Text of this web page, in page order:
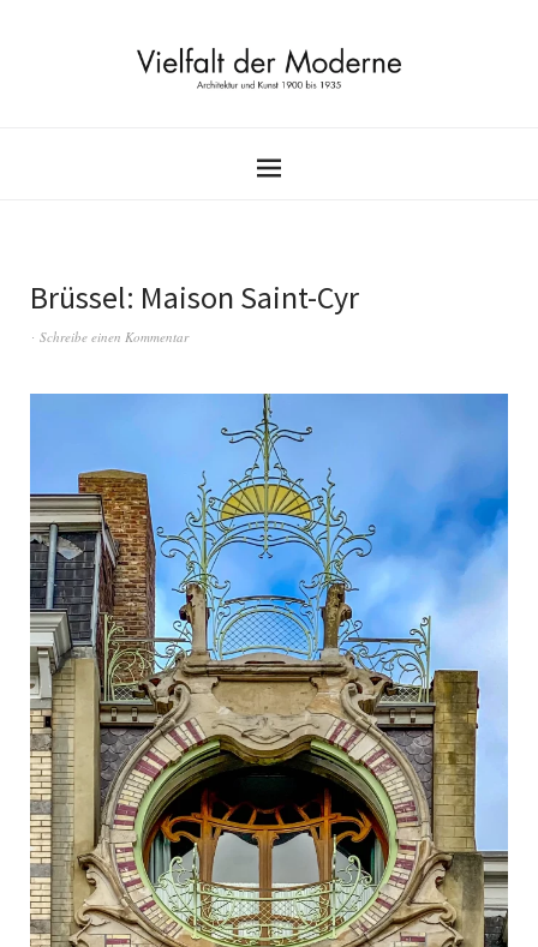
Brüssel: Maison Saint-Cyr
Schreibe einen Kommentar